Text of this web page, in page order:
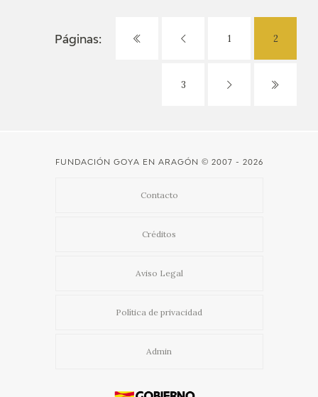
Páginas: 1 2
3
FUNDACIÓN GOYA EN ARAGÓN © 2007 - 2026
Contacto
Créditos
Aviso Legal
Política de privacidad
Admin